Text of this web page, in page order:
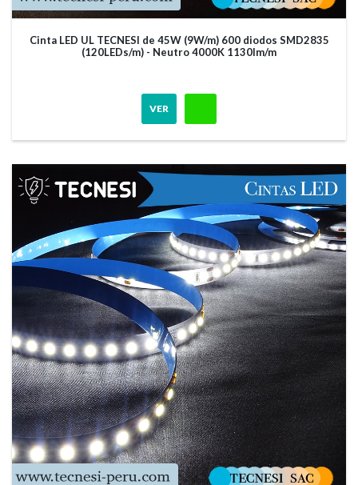
Cinta LED UL TECNESI de 45W (9W/m) 600 diodos SMD2835
(120LEDs/m) - Neutro 4000K 1130lm/m
VER